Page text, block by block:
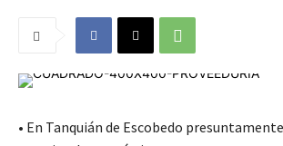
• En Tanquián de Escobedo